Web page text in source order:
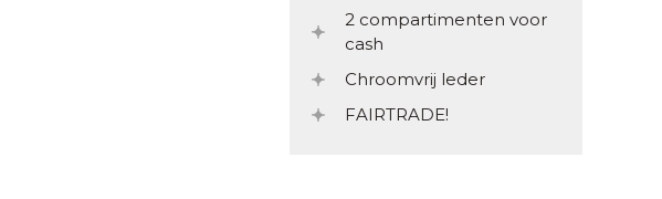
2 compartimenten voor
cash
Chroomvrij leder
FAIRTRADE!